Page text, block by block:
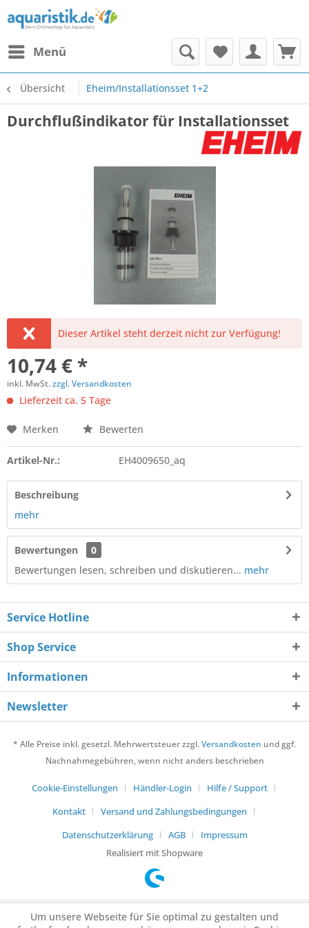
Menü
Übersicht Eheim/Installationsset 1+2
Durchflußindikator für Installationsset
Dieser Artikel steht derzeit nicht zur Verfügung!
10,74 € *
inkl. MwSt.zzgl. Versandkosten
Lieferzeit ca. 5 Tage
Merken Bewerten
Artikel-Nr.: EH4009650_aq
Beschreibung
mehr
Bewertungen
0
Bewertungen lesen, schreiben und diskutieren... mehr
Service Hotline
Shop Service
Informationen
Newsletter
* Alle Preise inkl. gesetzl. Mehrwertsteuer zzgl.Versandkosten und ggf.
Nachnahmegebühren, wenn nicht anders beschrieben
Cookie-Einstellungen Händler-Login
Hilfe / Support
Kontakt
Versand und Zahlungsbedingungen
Datenschutzerklärung
AGB
Impressum
Realisiert mit Shopware
Um unsere Webseite für Sie optimal zu gestalten und